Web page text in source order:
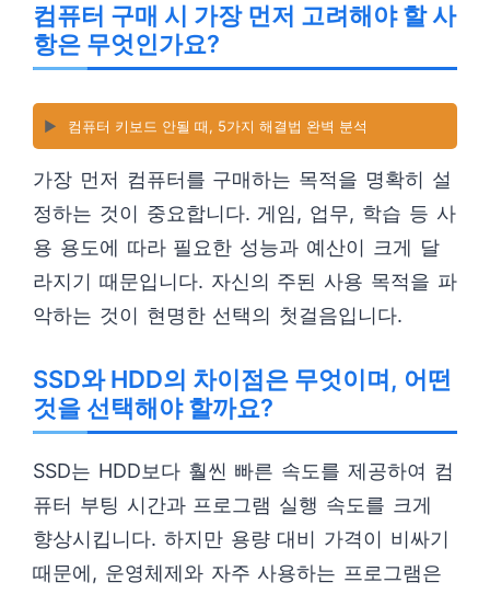
컴퓨터 구매 시 가장 먼저 고려해야 할 사
항은 무엇인가요?
▶️ 컴퓨터 키보드 안될 때, 5가지 해결법 완벽 분석
가장 먼저 컴퓨터를 구매하는 목적을 명확히 설
정하는 것이 중요합니다. 게임, 업무, 학습 등 사
용 용도에 따라 필요한 성능과 예산이 크게 달
라지기 때문입니다. 자신의 주된 사용 목적을 파
악하는 것이 현명한 선택의 첫걸음입니다.
SSD와 HDD의 차이점은 무엇이며, 어떤
것을 선택해야 할까요?
SSD는 HDD보다 훨씬 빠른 속도를 제공하여 컴
퓨터 부팅 시간과 프로그램 실행 속도를 크게
향상시킵니다. 하지만 용량 대비 가격이 비싸기
때문에, 운영체제와 자주 사용하는 프로그램은